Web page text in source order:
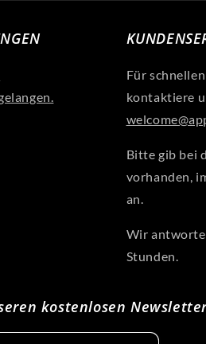
Für
kontaktiere
Bitte gib bei
vorhanden,
an.
Wir
Stunden.
kostenlosen